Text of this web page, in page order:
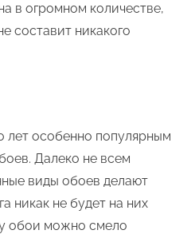
в огромном количестве,
составит никакого
лет особенно популярным
Далеко не всем
виды обоев делают
никак не будет на них
обои можно смело